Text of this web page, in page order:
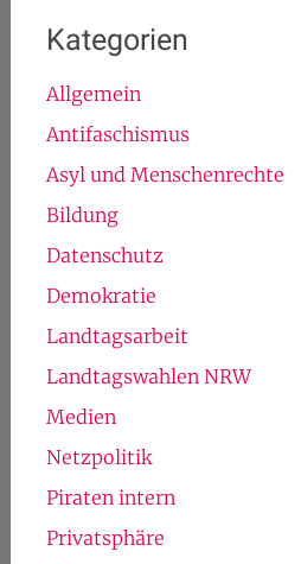
Kategorien
Allgemein
Antifaschismus
Asyl und Menschenrechte
Bildung
Datenschutz
Demokratie
Landtagsarbeit
Landtagswahlen NRW
Medien
Netzpolitik
Piraten intern
Privatsphäre